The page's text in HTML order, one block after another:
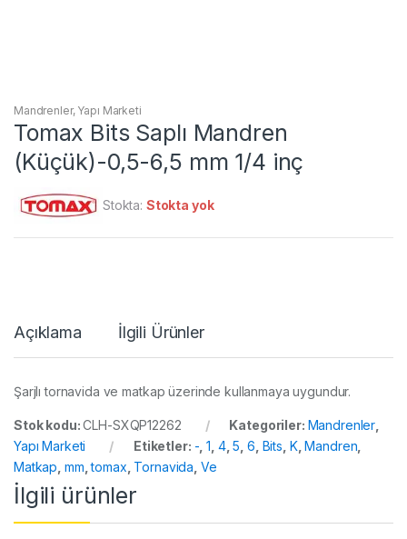
Mandrenler, Yapı Marketi
Tomax Bits Saplı Mandren
(Küçük)-0,5-6,5 mm 1/4 inç
Stokta: Stokta yok
Açıklama İlgili Ürünler
Şarjlı tornavida ve matkap üzerinde kullanmaya uygundur.
Stok kodu:CLH-SXQP12262 Kategoriler: Mandrenler,
Yapı Marketi
Etiketler: -,1, 4,5, 6, Bits, K, Mandren,
Matkap, mm,tomax, Tornavida, Ve
İlgili ürünler